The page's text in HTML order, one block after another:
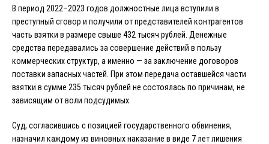
В период 2022–2023 годов должностные лица вступили в
преступный сговор и получили от представителей контрагентов
часть взятки в размере свыше 432 тысяч рублей. Денежные
средства передавались за совершение действий в пользу
коммерческих структур, а именно — за заключение договоров
поставки запасных частей. При этом передача оставшейся части
взятки в сумме 235 тысяч рублей не состоялась по причинам, не
зависящим от воли подсудимых.
Суд, согласившись с позицией государственного обвинения,
назначил каждому из виновных наказание в виде 7 лет лишения